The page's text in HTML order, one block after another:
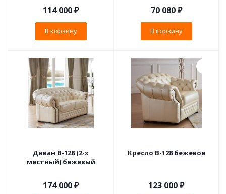
114 000₽
В корзину
70 080₽
В корзину
Диван B-128 (2-х
местный) бежевый
174 000₽
Кресло B-128 бежевое
123 000₽